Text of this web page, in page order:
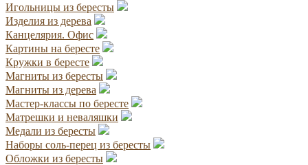
Игольницы из бересты
Изделия из дерева
Канцелярия. Офис
Картины на бересте
Кружки в бересте
Магниты из бересты
Магниты из дерева
Мастер-классы по бересте
Матрешки и неваляшки
Медали из бересты
Наборы соль-перец из бересты
Обложки из бересты